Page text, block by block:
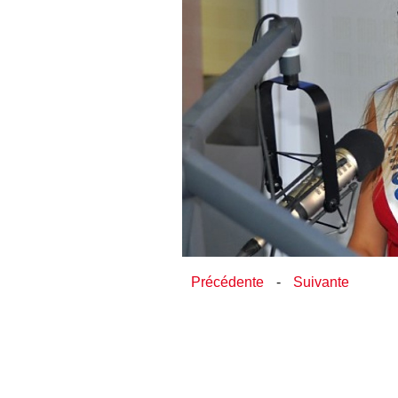
Précédente - Suivante